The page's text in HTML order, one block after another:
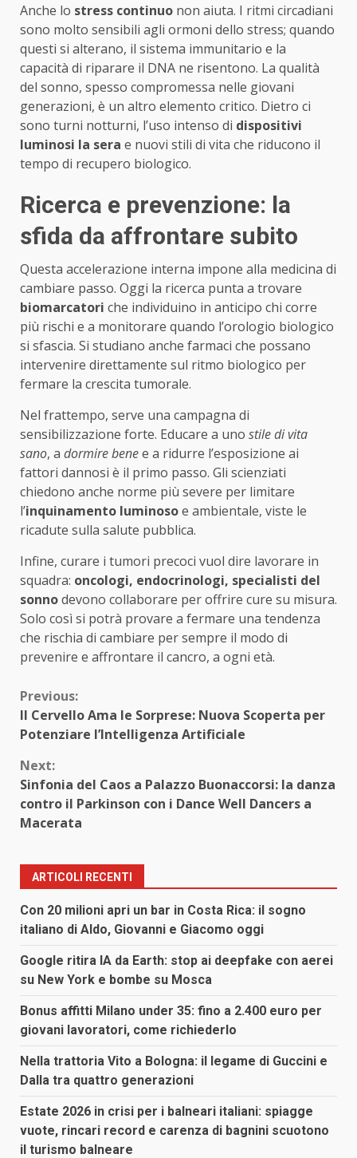
Anche lo stress continuo non aiuta. I ritmi circadiani
sono molto sensibili agli ormoni dello stress; quando
questi si alterano, il sistema immunitario e la
capacità di riparare il DNA ne risentono. La qualità
del sonno, spesso compromessa nelle giovani
generazioni, è un altro elemento critico. Dietro ci
sono turni notturni, l’uso intenso di dispositivi
luminosi la sera e nuovi stili di vita che riducono il
tempo di recupero biologico.
Ricerca e prevenzione: la
sfida da affrontare subito
Questa accelerazione interna impone alla medicina di
cambiare passo. Oggi la ricerca punta a trovare
biomarcatori che individuino in anticipo chi corre
più rischi e a monitorare quando l’orologio biologico
si sfascia. Si studiano anche farmaci che possano
intervenire direttamente sul ritmo biologico per
fermare la crescita tumorale.
Nel frattempo, serve una campagna di
sensibilizzazione forte. Educare a uno stile di vita
sano, a dormire benee a ridurre l’esposizione ai
fattori dannosi è il primo passo. Gli scienziati
chiedono anche norme più severe per limitare
l’inquinamento luminosoe ambientale, viste le
ricadute sulla salute pubblica.
Infine, curare i tumori precoci vuol dire lavorare in
squadra: oncologi, endocrinologi, specialisti del
sonnodevono collaborare per offrire cure su misura.
Solo così si potrà provare a fermare una tendenza
che rischia di cambiare per sempre il modo di
prevenire e affrontare il cancro, a ogni età.
Continue
Reading
Previous:
Il Cervello Ama le Sorprese: Nuova Scoperta per
Potenziare l’Intelligenza Artificiale
Next:
Sinfonia del Caos a Palazzo Buonaccorsi: la danza
contro il Parkinson con i Dance Well Dancers a
Macerata
ARTICOLI RECENTI
Con 20 milioni apri un bar in Costa Rica: il sogno
italiano di Aldo, Giovanni e Giacomo oggi
Google ritira IA da Earth: stop ai deepfake con aerei
su New York e bombe su Mosca
Bonus affitti Milano under 35: fino a 2.400 euro per
giovani lavoratori, come richiederlo
Nella trattoria Vito a Bologna: il legame di Guccini e
Dalla tra quattro generazioni
Estate 2026 in crisi per i balneari italiani: spiagge
vuote, rincari record e carenza di bagnini scuotono
il turismo balneare